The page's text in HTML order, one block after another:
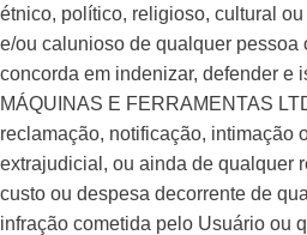
étnico, político, religioso, cultural
e/ou calunioso de qualquer pessoa
concorda em indenizar, defender e
MÁQUINAS E FERRAMENTAS
reclamação, notificação, intimação
extrajudicial, ou ainda de qualquer
custo ou despesa decorrente de
infração cometida pelo Usuário ou